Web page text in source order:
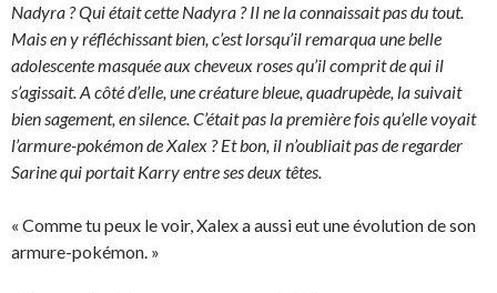
Nadyra ? Qui était cette Nadyra ? Il ne la connaissait pas du tout.
Mais en y réfléchissant bien, c’est lorsqu’il remarqua une belle
adolescente masquée aux cheveux roses qu’il comprit de qui il
s’agissait. A côté d’elle, une créature bleue, quadrupède, la suivait
bien sagement, en silence. C’était pas la première fois qu’elle voyait
l’armure-pokémon de Xalex ? Et bon, il n’oubliait pas de regarder
Sarine qui portait Karry entre ses deux têtes.
« Comme tu peux le voir, Xalex a aussi eut une évolution de son
armure-pokémon. »